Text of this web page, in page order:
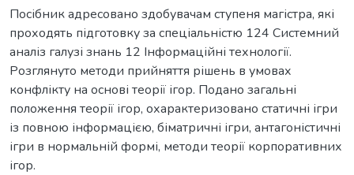
Посібник адресовано здобувачам ступеня магістра, які
проходять підготовку за спеціальністю 124 Системний
аналіз галузі знань 12 Інформаційні технології.
Розглянуто методи прийняття рішень в умовах
конфлікту на основі теорії ігор. Подано загальні
положення теорії ігор, охарактеризовано статичні ігри
із повною інформацією, біматричні ігри, антагоністичні
ігри в нормальній формі, методи теорії корпоративних
ігор.